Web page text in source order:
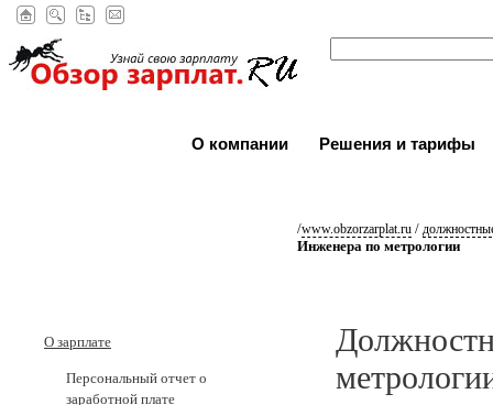
О компании Решения и тарифы
/www.obzorzarplat.ru /
Инженера по метрологии
О зарплате
Персональный отчет о
заработной плате